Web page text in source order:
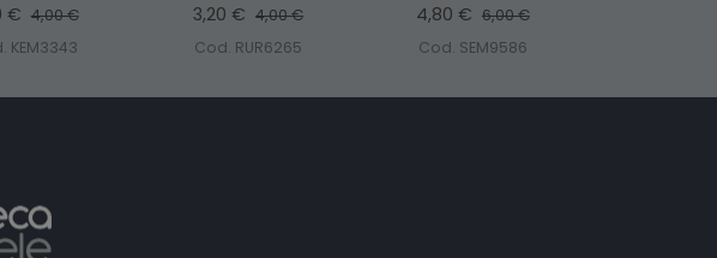
€ 4,00 €
KEM3343
3,20 € 4,00 €
Cod. RUR6265
4,80 € 6,00 €
Cod. SEM9586